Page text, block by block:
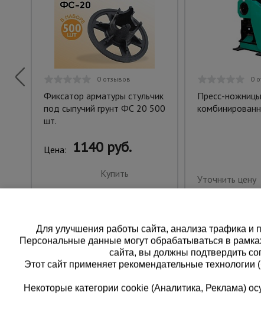
0 отзывов
Фиксатор арматуры стульчик
под сыпучий грунт ФС 20 500
шт.
Цена: 1140 руб.
Купить
0
Пресс-
Уточнить цену
Для улучшения работы сайта, анализа трафика и
Персональные данные могут обрабатываться в
сайта, вы должны подтвердить
Этот сайт применяет рекомендательные
Некоторые категории cookie (Аналитика, Реклама)